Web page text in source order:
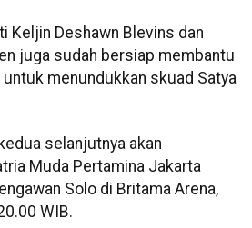
Keljin Deshawn Blevins dan
juga sudah bersiap membantu
menundukkan skuad Satya
selanjutnya akan
Muda Pertamina Jakarta
Solo di Britama Arena,
WIB.